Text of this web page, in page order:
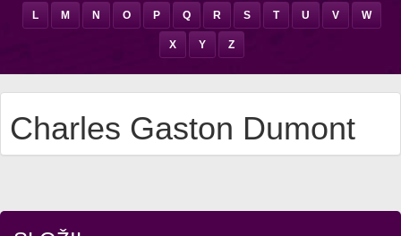
L M N O P Q R S T U V W
X Y Z
Charles Gaston Dumont